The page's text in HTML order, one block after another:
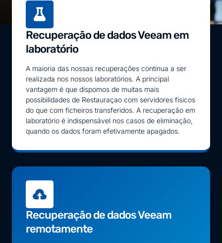
Recuperação de dados Veeam em
laboratório
A maioria das nossas recuperações continua a ser
realizada nos nossos laboratórios. A principal
vantagem é que dispomos de muitas mais
possibilidades de Restauraçao com servidores físicos
do que com ficheiros transferidos. A recuperação em
laboratório é indispensável nos casos de eliminação,
quando os dados foram efetivamente apagados.
Recuperação de dados Veeam
remotamente